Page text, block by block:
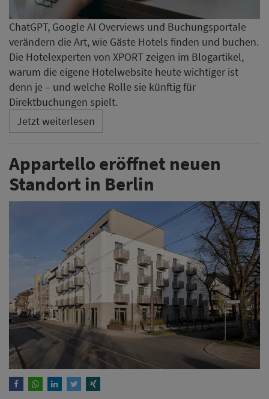
ChatGPT, Google AI Overviews und Buchungsportale
verändern die Art, wie Gäste Hotels finden und buchen.
Die Hotelexperten von XPORT zeigen im Blogartikel,
warum die eigene Hotelwebsite heute wichtiger ist
denn je – und welche Rolle sie künftig für
Direktbuchungen spielt.
Jetzt weiterlesen
Appartello eröffnet neuen
Standort in Berlin